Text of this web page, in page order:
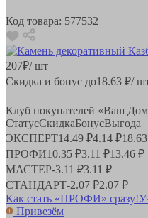
Код товара: 577532
207₽/ шт
Скидка и бонус до18.63 ₽/
Клуб покупателей «Ваш
СтатусСкидкаБонусВыгода
ЭКСПЕРТ14.49 ₽4.14 ₽
ПРОФИ10.35 ₽3.11 ₽13.46 ₽
МАСТЕР-3.11 ₽3.11 ₽
СТАНДАРТ-2.07 ₽2.07 ₽
Как стать «ПРОФИ» сразу!
Привезём